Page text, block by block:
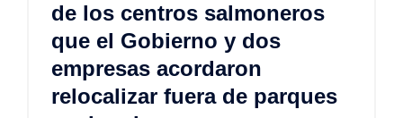
de los centros salmoneros
que el Gobierno y dos
empresas acordaron
relocalizar fuera de parques